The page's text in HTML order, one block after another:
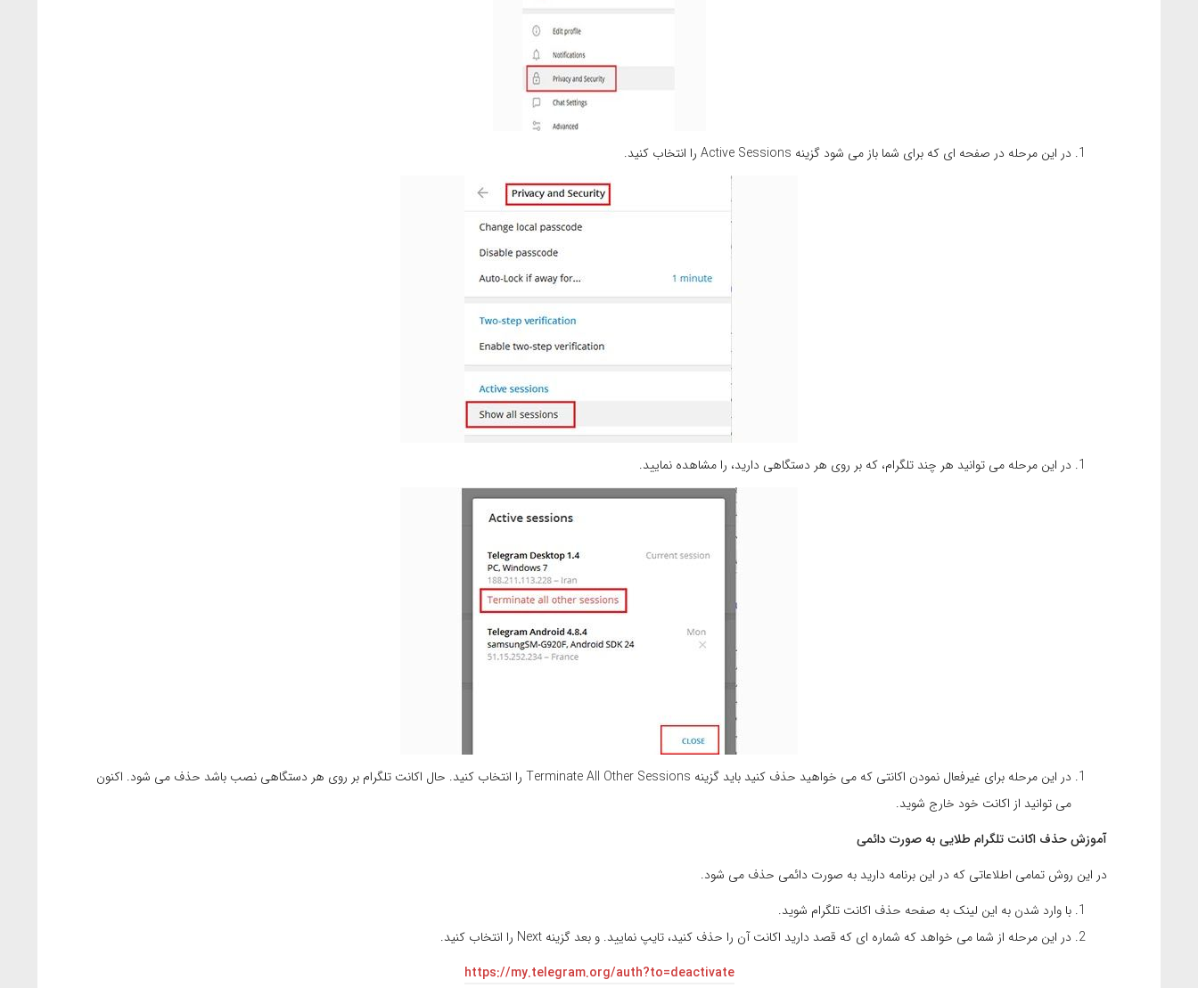
در این مرحله در صفحه ای که برای شما باز می شود گزینه Active Sessions را انتخاب کنید.
در این مرحله می توانید هر چند تلگرام، که بر روی هر دستگاهی دارید، را مشاهده نمایید.
در این مرحله برای غیرفعال نمودن اکانتی که می خواهید حذف کنید باید گزینه Terminate All Other Sessions را انتخاب کنید. حال اکانت تلگرام بر روی هر دستگاهی نصب باشد حذف می شود. اکنون
می توانید از اکانت خود خارج شوید.
آموزش حذف اکانت تلگرام طلایی به صورت دائمی
در این روش تمامی اطلاعاتی که در این برنامه دارید به صورت دائمی حذف می شود.
با وارد شدن به این لینک به صفحه حذف اکانت تلگرام شوید.
در این مرحله از شما می خواهد که شماره ای که قصد دارید اکانت آن را حذف کنید، تایپ نمایید. و بعد گزینه Next را انتخاب کنید.
https://my.telegram.org/auth?to=deactivate